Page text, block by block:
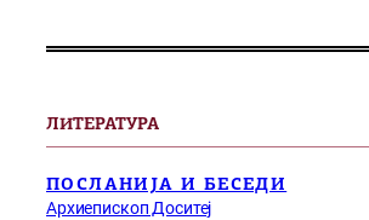
ЛИТЕРАТУРА
ПОСЛАНИЈА И БЕСЕДИ
Архиепископ Доситеј